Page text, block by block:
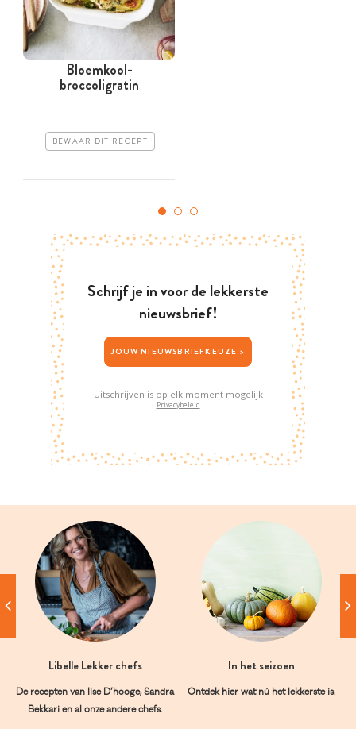
Bloemkool-
broccoligratin
BEWAAR DIT RECEPT
Schrijf je in voor de lekkerste
nieuwsbrief!
JOUW NIEUWSBRIEFKEUZE >
Uitschrijven is op elk moment mogelijk
Privacybeleid
Libelle Lekker chefs
De recepten van Ilse D’hooge, Sandra
Bekkari en al onze andere chefs.
In het seizoen
Ontdek hier wat nú het lekkerste is.